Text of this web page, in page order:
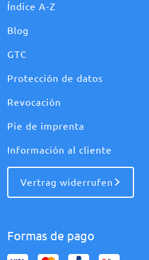
Índice A-Z
Blog
GTC
Protección de datos
Revocación
Pie de imprenta
Información al cliente
Vertrag widerrufen
Formas de pago